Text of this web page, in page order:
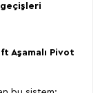
geçişleri
Aşamalı Pivot